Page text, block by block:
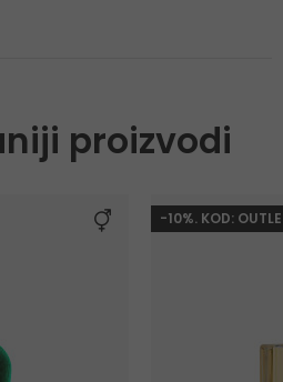
proizvodi
-10%. KOD: